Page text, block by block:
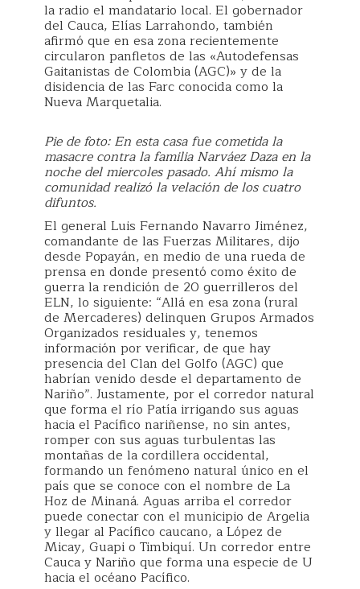
la radio el mandatario local. El gobernador
del Cauca, Elías Larrahondo, también
afirmó que en esa zona recientemente
circularon panfletos de las «Autodefensas
Gaitanistas de Colombia (AGC)» y de la
disidencia de las Farc conocida como la
Nueva Marquetalia.
Pie de foto: En esta casa fue cometida la
masacre contra la familia Narváez Daza en la
noche del miercoles pasado. Ahí mismo la
comunidad realizó la velación de los cuatro
difuntos.
El general Luis Fernando Navarro Jiménez,
comandante de las Fuerzas Militares, dijo
desde Popayán, en medio de una rueda de
prensa en donde presentó como éxito de
guerra la rendición de 20 guerrilleros del
ELN, lo siguiente: “Allá en esa zona (rural
de Mercaderes) delinquen Grupos Armados
Organizados residuales y, tenemos
información por verificar, de que hay
presencia del Clan del Golfo (AGC) que
habrían venido desde el departamento de
Nariño”. Justamente, por el corredor natural
que forma el río Patía irrigando sus aguas
hacia el Pacífico nariñense, no sin antes,
romper con sus aguas turbulentas las
montañas de la cordillera occidental,
formando un fenómeno natural único en el
país que se conoce con el nombre de La
Hoz de Minaná. Aguas arriba el corredor
puede conectar con el municipio de Argelia
y llegar al Pacífico caucano, a López de
Micay, Guapi o Timbiquí. Un corredor entre
Cauca y Nariño que forma una especie de U
hacia el océano Pacífico.